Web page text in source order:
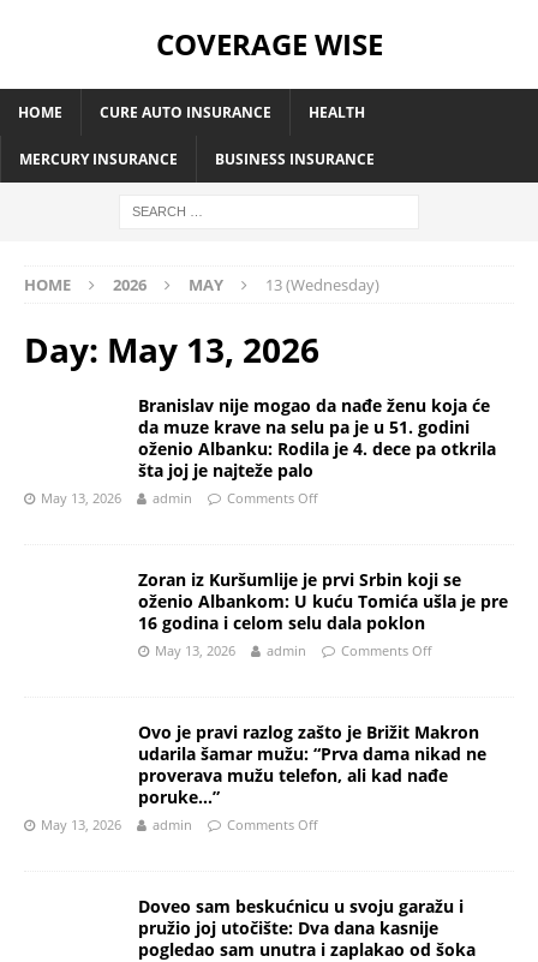
COVERAGE WISE
HOME CURE AUTO INSURANCE HEALTH
MERCURY INSURANCE BUSINESS INSURANCE
HOME 2026 MAY 13 (Wednesday)
Day: May 13, 2026
Branislav nije mogao da nađe ženu koja će
da muze krave na selu pa je u 51. godini
oženio Albanku: Rodila je 4. dece pa otkrila
šta joj je najteže palo
May 13, 2026 admin Comments Off
Zoran iz Kuršumlije je prvi Srbin koji se
oženio Albankom: U kuću Tomića ušla je pre
16 godina i celom selu dala poklon
May 13, 2026 admin Comments Off
Ovo je pravi razlog zašto je Brižit Makron
udarila šamar mužu: “Prva dama nikad ne
proverava mužu telefon, ali kad nađe
poruke…”
May 13, 2026 admin Comments Off
Doveo sam beskućnicu u svoju garažu i
pružio joj utočište: Dva dana kasnije
pogledao sam unutra i zaplakao od šoka